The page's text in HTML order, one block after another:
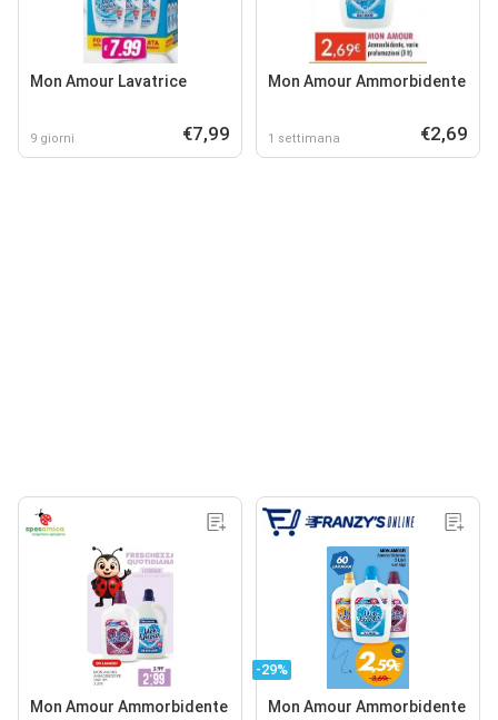
Mon Amour Lavatrice
9 giorni €7,99
Mon Amour Ammorbidente
1 settimana €2,69
Mon Amour Ammorbidente
-29%
Mon Amour Ammorbidente